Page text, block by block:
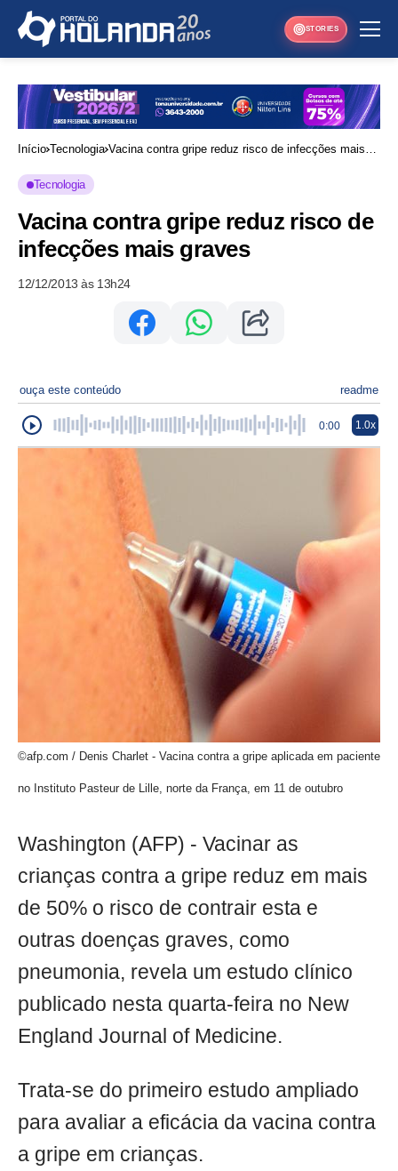
STORIES
Início Tecnologia Vacina contra gripe reduz risco de infecções mais
Tecnologia
Vacina contra gripe reduz risco de
infecções mais graves
12/12/2013 às 13h24
ouça este conteúdo readme
0:00 1.0x
©afp.com / Denis Charlet - Vacina contra a gripe aplicada em paciente
no Instituto Pasteur de Lille, norte da França, em 11 de outubro
Washington (AFP) - Vacinar as
crianças contra a gripe reduz em mais
de 50% o risco de contrair esta e
outras doenças graves, como
pneumonia, revela um estudo clínico
publicado nesta quarta-feira no New
England Journal of Medicine.
Trata-se do primeiro estudo ampliado
para avaliar a eficácia da vacina contra
a gripe em crianças.